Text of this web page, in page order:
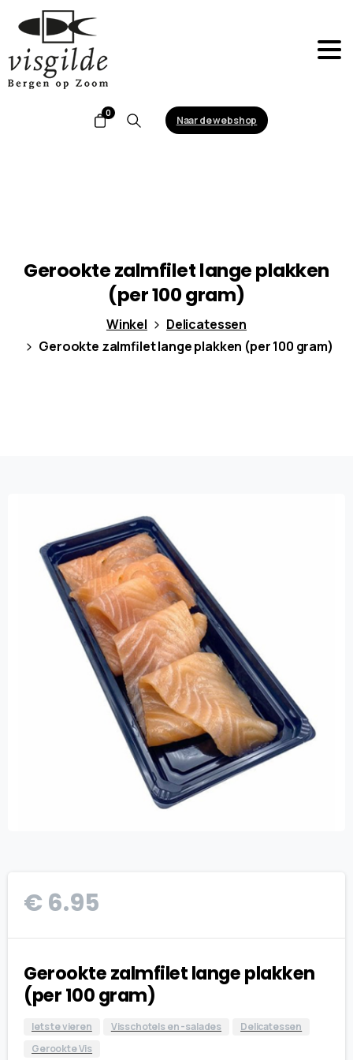
0
Search
Naar de webshop
Gerooktezalmfiletlangeplakken
(per100gram)
Winkel
Delicatessen
Gerookte zalmfilet lange plakken (per 100 gram)
€ 6.95
Gerookte zalmfilet lange plakken
(per 100 gram)
Iets te vieren Visschotels en -salades
Delicatessen
Gerookte Vis